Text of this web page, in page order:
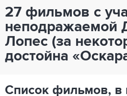
27 фильмов с
неподражаемой
Лопес (за
достойна
Список фильмов, в